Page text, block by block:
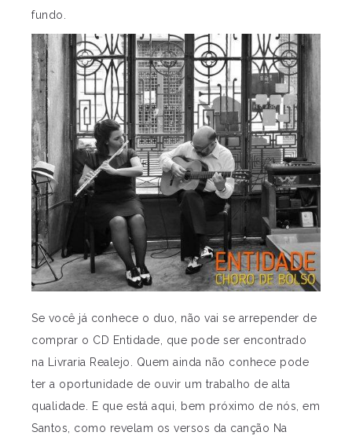
fundo.
Se você já conhece o duo, não vai se arrepender de
comprar o CD Entidade, que pode ser encontrado
na Livraria Realejo. Quem ainda não conhece pode
ter a oportunidade de ouvir um trabalho de alta
qualidade. E que está aqui, bem próximo de nós, em
Santos, como revelam os versos da canção Na